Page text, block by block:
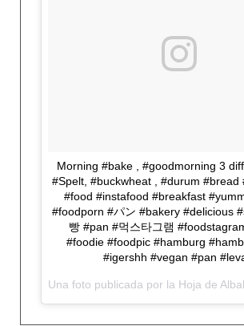
Morning #bake , #goodmorning 3
#Spelt, #buckwheat , #durum #bread
#food #instafood #breakfast
#foodporn #パン #bakery #delicious
빵 #pan #먹스타그램
#foodie #foodpic #hamburg
#igershh #vegan #pan